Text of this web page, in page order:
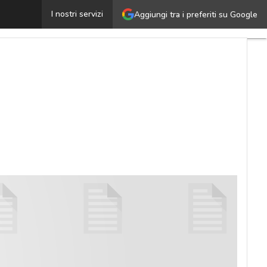
Aggiungi tra i preferiti su Google
I nostri servizi
Un nuovo modo per gestire i Big DataUltimi
articoli